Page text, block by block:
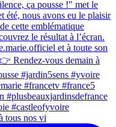
tous nos vi